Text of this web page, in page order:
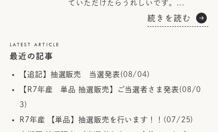
LATEST ARTICLE
最近の記事
【追記】抽選販売 当選発表(08/04)
【R7年産 単品 抽選販売】ご当選者さま発表(08/0
3)
R7年産 【単品】抽選販売を行います！！ (07/25)
ていただけたらうれしいです。...
続きを読む